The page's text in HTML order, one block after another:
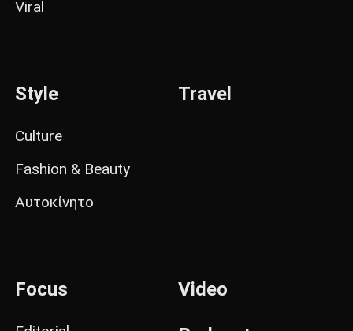
Viral
Style
Culture
Fashion & Beauty
Αυτοκίνητο
Travel
Focus Video